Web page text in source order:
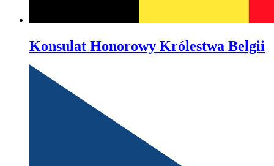
Konsulat Honorowy Królestwa Belgii